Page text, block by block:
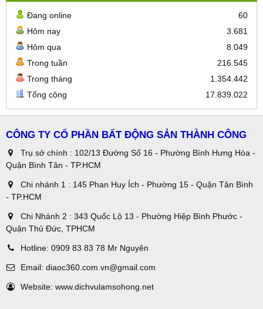
Đang online
60
Hôm nay
3.681
Hôm qua
8.049
Trong tuần
216.545
Trong tháng
1.354.442
Tổng cộng
17.839.022
CÔNG TY CỔ PHẦN BẤT ĐỘNG SẢN THÀNH CÔNG
Trụ sở chính : 102/13 Đường Số 16 - Phường Bình Hưng Hòa -
Quận Bình Tân - TP.HCM
Chi nhánh 1 : 145 Phan Huy Ích - Phường 15 - Quận Tân Bình
- TP.HCM
Chi Nhánh 2 : 343 Quốc Lộ 13 - Phường Hiệp Bình Phước -
Quận Thủ Đức, TPHCM
Hotline: 0909 83 83 78 Mr Nguyên
Email: diaoc360.com.vn@gmail.com
Website: www.dichvulamsohong.net